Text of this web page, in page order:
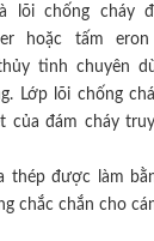
lõi chống cháy
hoặc tấm
tinh chuyên
Lớp lõi chống
của đám cháy
thép được làm
chắc chắn cho